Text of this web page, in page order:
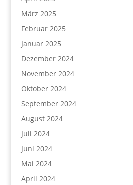
März 2025
Februar 2025
Januar 2025
Dezember 2024
November 2024
Oktober 2024
September 2024
August 2024
Juli 2024
Juni 2024
Mai 2024
April 2024